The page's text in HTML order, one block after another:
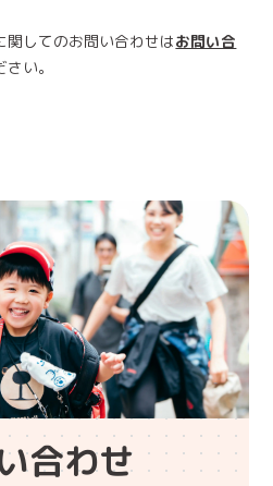
してのお問い合わせはお問い合
い。
合わせ